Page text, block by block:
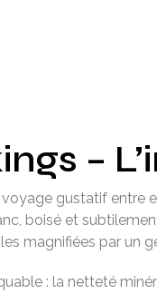
–
gustatif entre
boisé et
magnifiées par un
: la netteté